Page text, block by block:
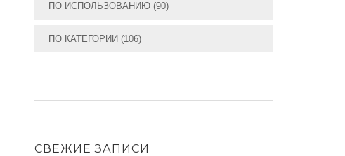
ПО ИСПОЛЬЗОВАНИЮ (90)
ПО КАТЕГОРИИ (106)
СВЕЖИЕ ЗАПИСИ